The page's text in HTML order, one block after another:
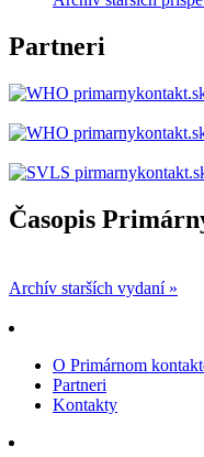
Partneri
Časopis
Archív starších vydaní »
O Primárnom
Partneri
Kontakty